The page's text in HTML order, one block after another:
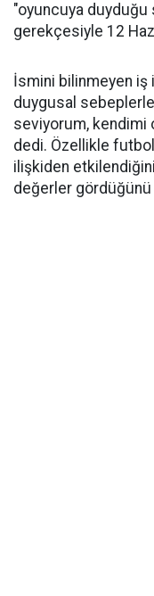
"oyuncuya duyduğu
gerekçesiyle 12
İsmini bilinmeyen iş
duygusal sebeplerle
seviyorum, kendimi
dedi. Özellikle
ilişkiden
değerler